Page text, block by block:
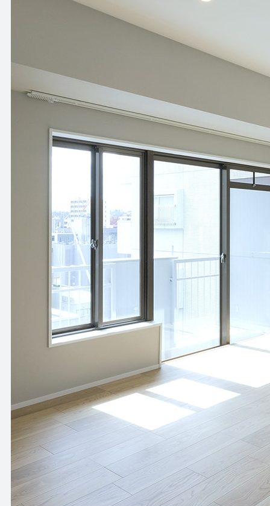
HOW TO USE
使い方
NEWS
ニュース
OUTLINE
会社概要
APARTMENT
アパートメント
OFFICE
オフィス
SHOP
ショップ